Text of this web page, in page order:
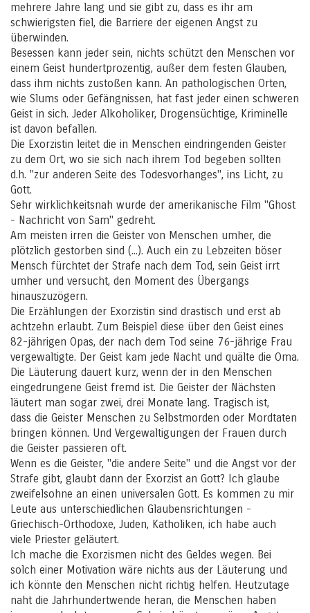
mehrere Jahre lang und sie gibt zu, dass es ihr am
schwierigsten fiel, die Barriere der eigenen Angst zu
überwinden.
Besessen kann jeder sein, nichts schützt den Menschen vor
einem Geist hundertprozentig, außer dem festen Glauben,
dass ihm nichts zustoßen kann. An pathologischen Orten,
wie Slums oder Gefängnissen, hat fast jeder einen schweren
Geist in sich. Jeder Alkoholiker, Drogensüchtige, Kriminelle
ist davon befallen.
Die Exorzistin leitet die in Menschen eindringenden Geister
zu dem Ort, wo sie sich nach ihrem Tod begeben sollten
d.h. "zur anderen Seite des Todesvorhanges", ins Licht, zu
Gott.
Sehr wirklichkeitsnah wurde der amerikanische Film "Ghost
- Nachricht von Sam" gedreht.
Am meisten irren die Geister von Menschen umher, die
plötzlich gestorben sind (...). Auch ein zu Lebzeiten böser
Mensch fürchtet der Strafe nach dem Tod, sein Geist irrt
umher und versucht, den Moment des Übergangs
hinauszuzögern.
Die Erzählungen der Exorzistin sind drastisch und erst ab
achtzehn erlaubt. Zum Beispiel diese über den Geist eines
82-jährigen Opas, der nach dem Tod seine 76-jährige Frau
vergewaltigte. Der Geist kam jede Nacht und quälte die Oma.
Die Läuterung dauert kurz, wenn der in den Menschen
eingedrungene Geist fremd ist. Die Geister der Nächsten
läutert man sogar zwei, drei Monate lang. Tragisch ist,
dass die Geister Menschen zu Selbstmorden oder Mordtaten
bringen können. Und Vergewaltigungen der Frauen durch
die Geister passieren oft.
Wenn es die Geister, "die andere Seite" und die Angst vor der
Strafe gibt, glaubt dann der Exorzist an Gott? Ich glaube
zweifelsohne an einen universalen Gott. Es kommen zu mir
Leute aus unterschiedlichen Glaubensrichtungen -
Griechisch-Orthodoxe, Juden, Katholiken, ich habe auch
viele Priester geläutert.
Ich mache die Exorzismen nicht des Geldes wegen. Bei
solch einer Motivation wäre nichts aus der Läuterung und
ich könnte den Menschen nicht richtig helfen. Heutzutage
naht die Jahrhundertwende heran, die Menschen haben